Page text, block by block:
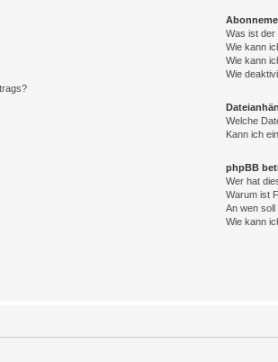
Was ist der
Wie kann
Wie kann
Wie
Welche
Kann ich
phpBB
Wer hat
Warum ist
An wen
Wie kann